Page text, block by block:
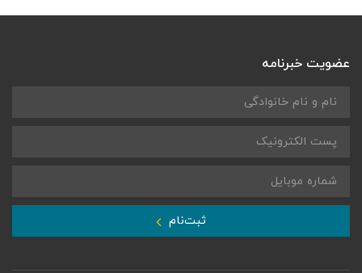
عضویت خبرنامه
ثبت‌نام